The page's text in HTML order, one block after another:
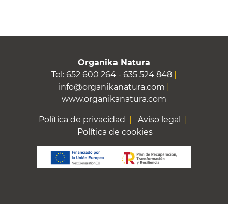
Organika Natura
Tel: 652 600 264 - 635 524 848
info@organikanatura.com
www.organikanatura.com
Política de privacidad Aviso legal
Política de cookies